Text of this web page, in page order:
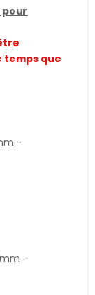
pour
temps que
-
-